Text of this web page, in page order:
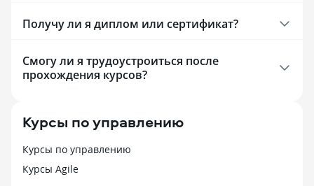
Получу ли я диплом или сертификат?
Смогу ли я трудоустроиться после
прохождения курсов?
Курсы по управлению
Курсы по управлению
Курсы Agile